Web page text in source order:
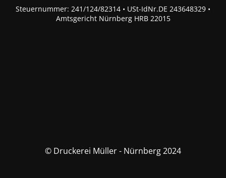
Steuernummer: 241/124/82314 • USt-IdNr.DE 243648329 •
Amtsgericht Nürnberg HRB 22015
© Druckerei Müller - Nürnberg 2024